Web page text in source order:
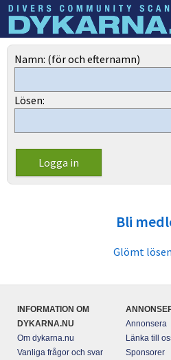
Dyknyheter
Namn: (för och efternamn)
Lösen:
Bli
Glömt
INFORMATION OM
DYKARNA.NU
Om dykarna.nu
Vanliga frågor och svar
Annonsera
Länka till
Sponsorer